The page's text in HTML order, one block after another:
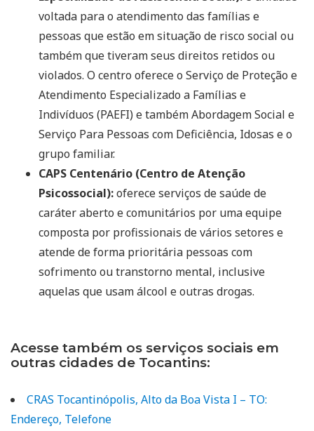
voltada para o atendimento das famílias e
pessoas que estão em situação de risco social ou
também que tiveram seus direitos retidos ou
violados. O centro oferece o Serviço de Proteção e
Atendimento Especializado a Famílias e
Indivíduos (PAEFI) e também Abordagem Social e
Serviço Para Pessoas com Deficiência, Idosas e o
grupo familiar.
CAPS Centenário (Centro de Atenção
Psicossocial):oferece serviços de saúde de
caráter aberto e comunitários por uma equipe
composta por profissionais de vários setores e
atende de forma prioritária pessoas com
sofrimento ou transtorno mental, inclusive
aquelas que usam álcool e outras drogas.
Acesse também os serviços sociais em
outras cidades de Tocantins:
CRAS Tocantinópolis, Alto da Boa Vista I – TO:
Endereço, Telefone